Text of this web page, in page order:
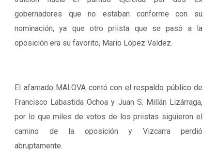
gobernadores que no estaban conforme con su
nominación, ya que otro priista que se pasó a la
oposición era su favorito, Mario López Valdez.
El afamado MALOVA contó con el respaldo público de
Francisco Labastida Ochoa y Juan S. Millán Lizárraga,
por lo que miles de votos de los priistas siguieron el
camino de la oposición y Vizcarra perdió
abruptamente.